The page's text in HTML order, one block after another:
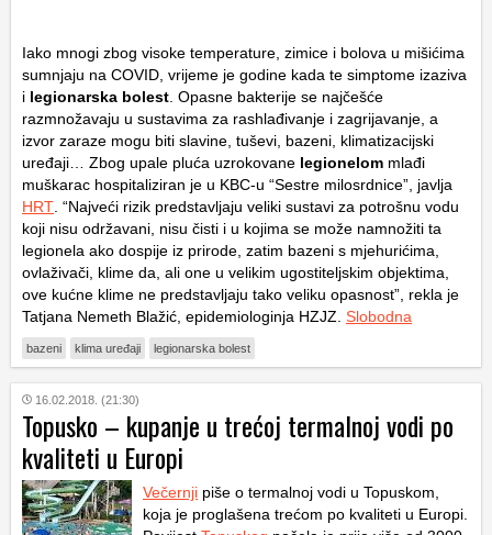
Iako mnogi zbog visoke temperature, zimice i bolova u mišićima
sumnjaju na COVID, vrijeme je godine kada te simptome izaziva
i legionarska bolest . Opasne bakterije se najčešće
razmnožavaju u sustavima za rashlađivanje i zagrijavanje, a
izvor zaraze mogu biti slavine, tuševi, bazeni, klimatizacijski
uređaji… Zbog upale pluća uzrokovane legionelom mlađi
muškarac hospitaliziran je u KBC-u “Sestre milosrdnice”, javlja
HRT . “Najveći rizik predstavljaju veliki sustavi za potrošnu vodu
koji nisu održavani, nisu čisti i u kojima se može namnožiti ta
legionela ako dospije iz prirode, zatim bazeni s mjehurićima,
ovlaživači, klime da, ali one u velikim ugostiteljskim objektima,
ove kućne klime ne predstavljaju tako veliku opasnost”, rekla je
Tatjana Nemeth Blažić, epidemiologinja HZJZ. Slobodna
bazeni klima uređaji legionarska bolest
16.02.2018. (21:30)
Topusko – kupanje u trećoj termalnoj vodi po
kvaliteti u Europi
Večernji piše o termalnoj vodi u Topuskom,
koja je proglašena trećom po kvaliteti u Europi.